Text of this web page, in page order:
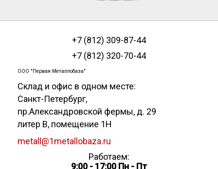
+7 (812) 309-87-44
+7 (812) 320-70-44
ООО "Первая Металлобаза"
Склад и офис в одном месте:
Санкт-Петербург,
пр.Александровской фермы, д. 29
литер В, помещение 1Н
metall@1metallobaza.ru
Работаем:
9:00 - 17:00 Пн - Пт